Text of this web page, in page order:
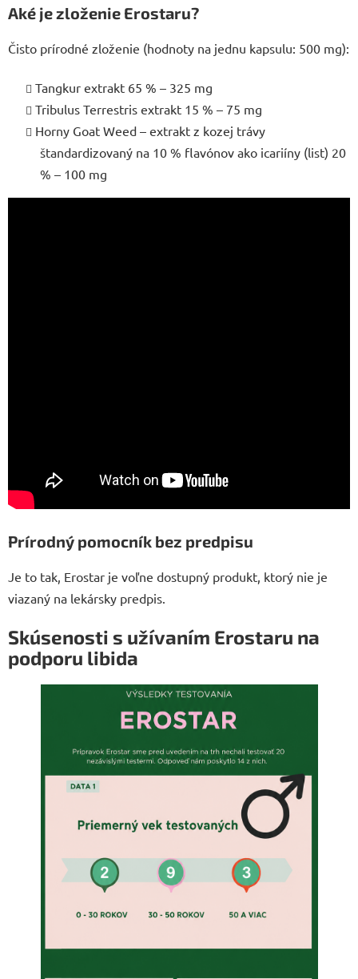
Aké je zloženie Erostaru?
Čisto prírodné zloženie (hodnoty na jednu kapsulu: 500 mg):
Tangkur extrakt 65 % – 325 mg
Tribulus Terrestris extrakt 15 % – 75 mg
Horny Goat Weed – extrakt z kozej trávy
štandardizovaný na 10 % flavónov ako icariíny (list) 20
% – 100 mg
Prírodný pomocník bez predpisu
Je to tak, Erostar je voľne dostupný produkt, ktorý nie je
viazaný na lekársky predpis.
Skúsenosti s užívaním Erostaru na
podporu libida